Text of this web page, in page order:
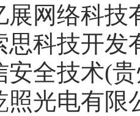
展网络科技
思科技开发
安全技术(
照光电有限